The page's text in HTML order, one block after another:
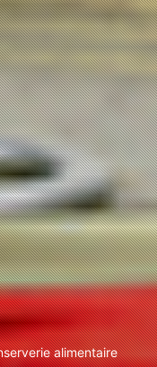
alimentaire